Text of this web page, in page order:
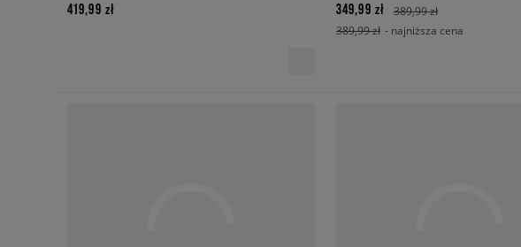
419,99 zł 349,99 zł
389,99 zł
389,99 zł - najniższa cena